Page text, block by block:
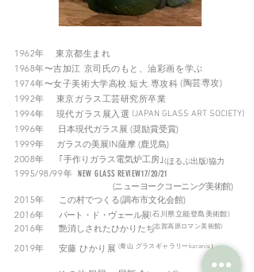
1962年 東京都生まれ
1968年〜吉加江 京司氏のもと、油彩画を学ぶ
1974年〜女子美術大学高校.短大.専攻科 (陶芸専攻)
(JAPAN GLASS ART SOCIETY)
1992年 東京ガラス工芸研究所卒業
1994年 現代ガラス展入選
1996年
日本現代ガラス展 (奨励賞受賞)
1999年 ガラスの美展IN薩摩 (鹿児島)
2008年
｢手作りガラス電気炉工房｣(ほるぷ出版)協力
1995/98/99年 NEW GLASS REVIEW17/20/21
(ニューヨークコーニング美術館)
2015年
この村でつくる(調布市文化会館)
2016年 パート・ド・ヴェール展（石川県立能登島美術館)
2016年 艶消しされたひかりたち(志賀高原ロマン美術館)
2019年 安藤 ひかり展 (青山 グラスギャラリーkaranis）